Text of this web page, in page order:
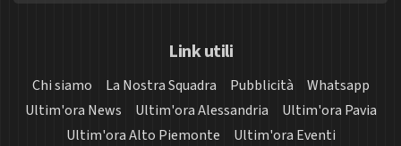
Link utili
Chi siamo La Nostra Squadra Pubblicità
Whatsapp
Ultim'ora News
Ultim'ora Alessandria
Ultim'ora Pavia
Ultim'ora Alto Piemonte
Ultim'ora Eventi